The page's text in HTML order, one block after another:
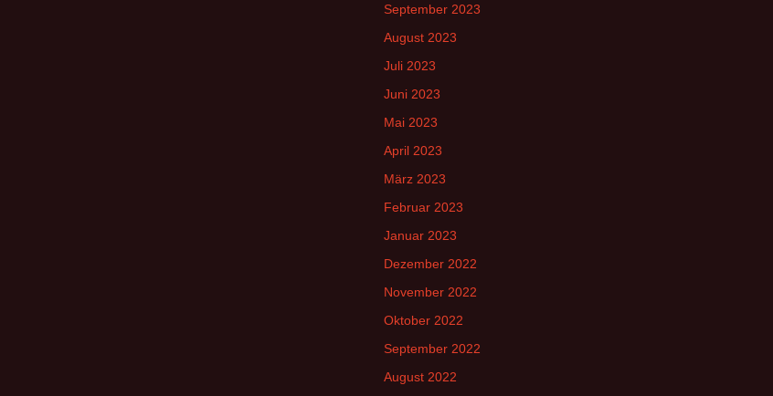
September 2023
August 2023
Juli 2023
Juni 2023
Mai 2023
April 2023
März 2023
Februar 2023
Januar 2023
Dezember 2022
November 2022
Oktober 2022
September 2022
August 2022